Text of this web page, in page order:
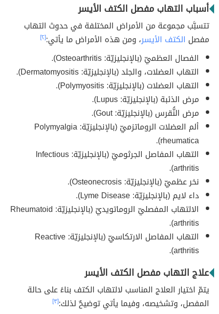
أسباب التهاب مفصل الكتف الأيسر
تتسبَّب مجموعة من الأمراض المختلفة في حدوث التهاب
مفصل الكتف الأيسر، ومن هذه الأمراض ما يأتي:[٢]
الفصال العظميّ (بالإنجليزيّة: Osteoarthritis).
التهاب العضلات، والجلد (بالإنجليزيّة: Dermatomyositis).
التهاب العضلات (بالإنجليزيّة: Polymyositis).
مرض الذئبة (بالإنجليزيّة: Lupus).
مرض النُّقرس (بالإنجليزيّة: Gout).
ألم العضلات الروماتزميّ (بالإنجليزيّة: Polymyalgia
rheumatica).
التهاب المفاصل الجرثوميّ (بالإنجليزيّة: Infectious
arthritis).
نخر عظميّ (بالإنجليزيّة: Osteonecrosis).
داء لايم (بالإنجليزيّة: Lyme Disease).
الالتهاب المفصليّ الروماتويديّ (بالإنجليزيّة: Rheumatoid
arthritis).
التهاب المفاصل الارتكاسيّ (بالإنجليزيّة: Reactive
arthritis).
علاج التهاب مفصل الكتف الأيسر
يتمّ اختيار العلاج المناسب لالتهاب الكتف بناءً على حالة
المفصل، وتشخيصه، وفيما يأتي توضيحٌ لذلك:[٣]